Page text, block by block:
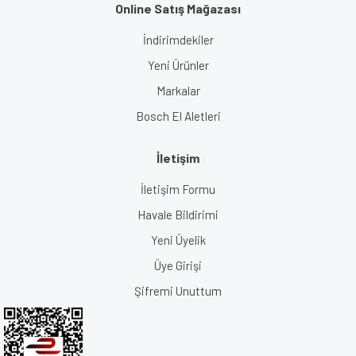
Online Satış Mağazası
İndirimdekiler
Yeni Ürünler
Markalar
Bosch El Aletleri
İletişim
İletişim Formu
Havale Bildirimi
Yeni Üyelik
Üye Girişi
Şifremi Unuttum